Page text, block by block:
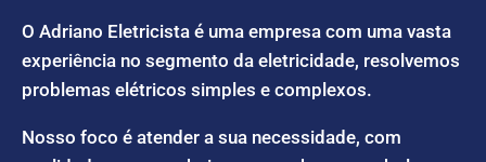
O Adriano Eletricista é uma empresa com uma vasta
experiência no segmento da eletricidade, resolvemos
problemas elétricos simples e complexos.
Nosso foco é atender a sua necessidade, com